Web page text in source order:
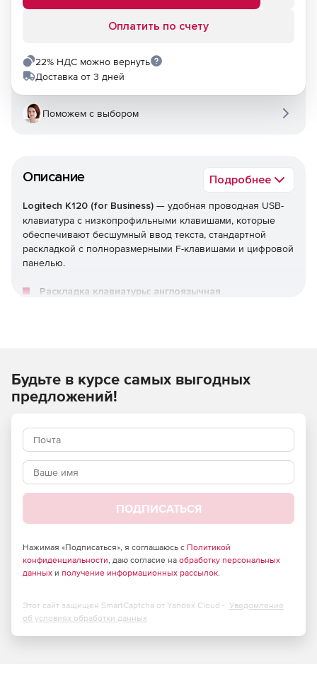
Описание Подробнее
Logitech K120 (for Business) — удобная проводная USB-
клавиатура с низкопрофильными клавишами, которые
обеспечивают бесшумный ввод текста, стандартной
раскладкой с полноразмерными F-клавишами и цифровой
панелью.
Раскладка клавиатуры: англоязычная
Благодаря поддержке технологии plug-and-play
достаточно подключить клавиатуру к USB-порту
настольного компьютера или ноутбука – и можно
Полужирное яркое начертание символов на клавишах
очень хорошо различимо, что отлично подойдет
пользователям, которые не могут похвастаться
Оплатить по счету
22% НДС можно вернуть
Доставка от 3 дней
Поможем с выбором
Будьте в курсе самых выгодных
предложений!
ПОДПИСАТЬСЯ
Нажимая «Подписаться», я соглашаюсь с Политикой
конфиденциальности, даю согласие на обработку персональных
данных и получение информационных рассылок.
Этот сайт защищен SmartCaptcha от Yandex Cloud - Уведомление
об условиях обработки данных